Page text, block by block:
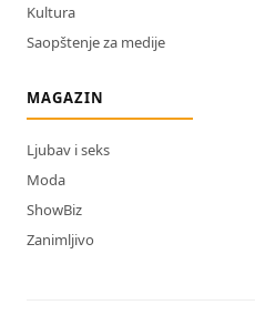
Kultura
Saopštenje za medije
MAGAZIN
Ljubav i seks
Moda
ShowBiz
Zanimljivo